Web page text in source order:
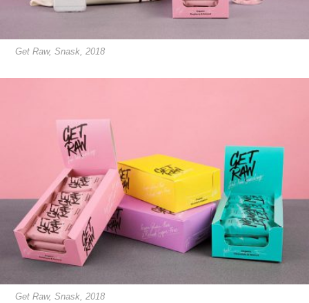
Get Raw, Snask, 2018
Get Raw, Snask, 2018